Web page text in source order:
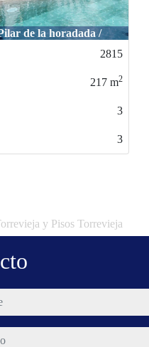
la Horadada / Torre de
la Horadada
2818
380 m2
7
4
y Pisos Torrevieja